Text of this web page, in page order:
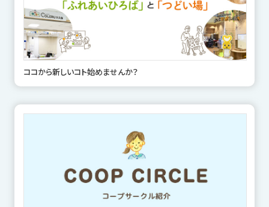
ココから新しいコト始めませんか？